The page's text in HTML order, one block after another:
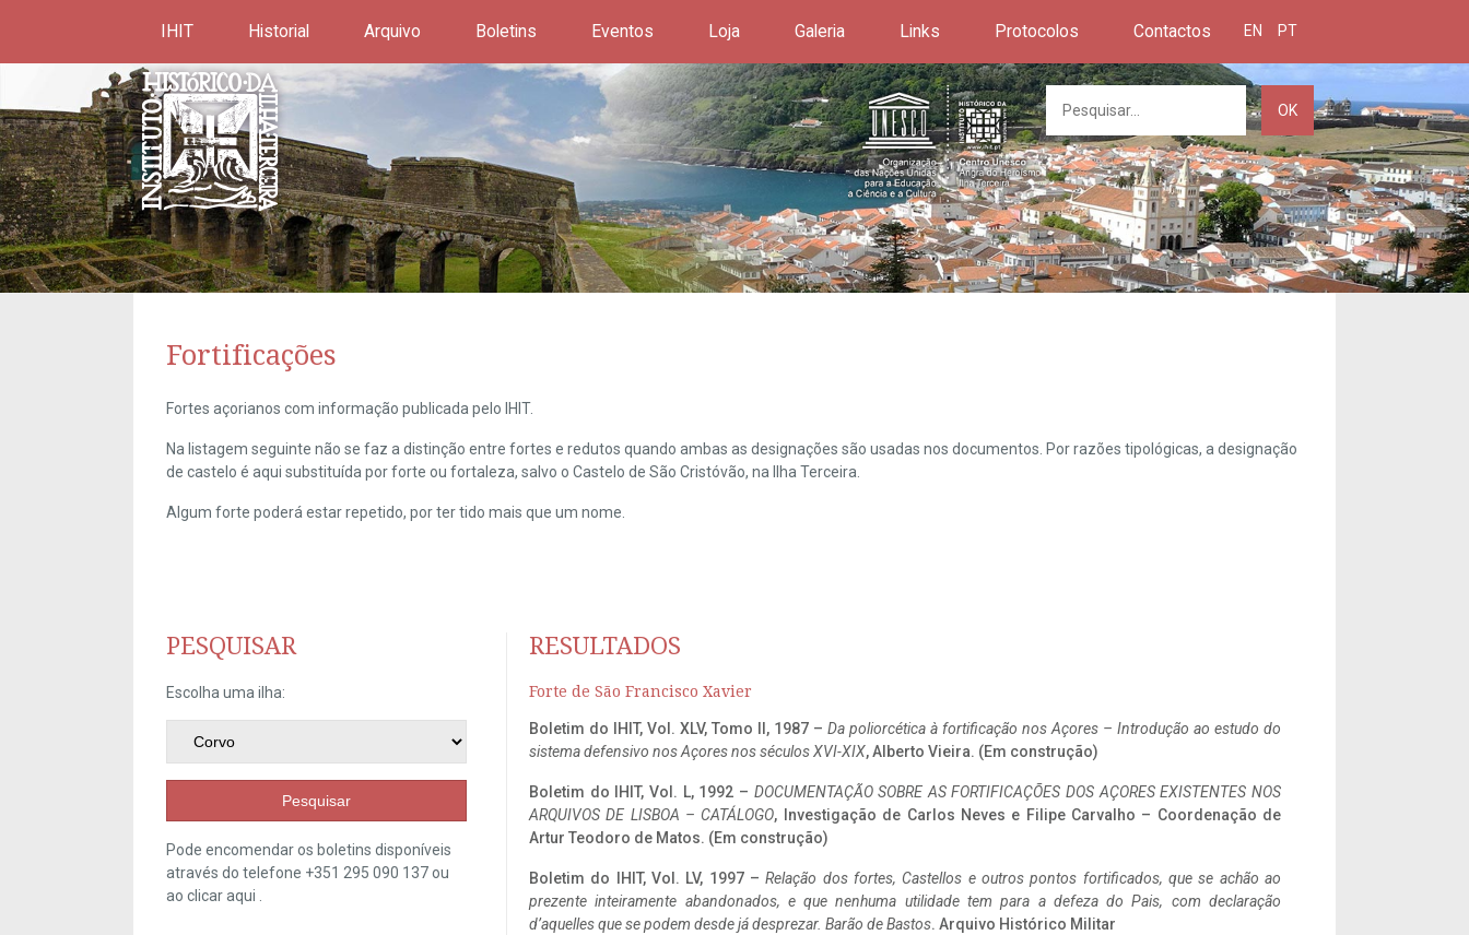
IHIT Historial Arquivo Boletins Eventos Loja Galeria Links Protocolos Contactos EN PT
OK
Fortificações
Fortes açorianos com informação publicada pelo IHIT.
Na listagem seguinte não se faz a distinção entre fortes e redutos quando ambas as designações são usadas nos documentos. Por razões tipológicas, a designação
de castelo é aqui substituída por forte ou fortaleza, salvo o Castelo de São Cristóvão, na Ilha Terceira.
Algum forte poderá estar repetido, por ter tido mais que um nome.
PESQUISAR
Escolha uma ilha:
Pesquisar
Pode encomendar os boletins disponíveis
através do telefone +351 295 090 137 ou
ao clicaraqui
RESULTADOS
Forte de São Francisco Xavier
Boletim do IHIT, Vol. XLV, Tomo II, 1987 – Da poliorcética à fortificação nos Açores – Introdução ao estudo do
sistema defensivo nos Açores nos séculos XVI-XIX, Alberto Vieira. (Em construção)
Boletim do IHIT, Vol. L, 1992 – DOCUMENTAÇÃO SOBRE AS FORTIFICAÇÕES DOS AÇORES EXISTENTES NOS
ARQUIVOS DE LISBOA – CATÁLOGO, Investigação de Carlos Neves e Filipe Carvalho – Coordenação de
Artur Teodoro de Matos. (Em construção)
Boletim do IHIT, Vol. LV, 1997 –Relação dos fortes, Castellos e outros pontos fortificados, que se achão ao
prezente inteiramente abandonados, e que nenhuma utilidade tem para a defeza do Pais, com declaração
d’aquelles que se podem desde já desprezar. Barão de Bastos. Arquivo Histórico Militar